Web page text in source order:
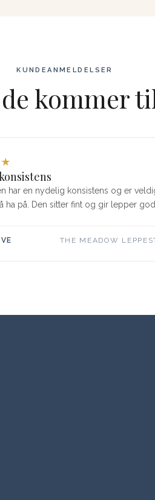
KUNDEANMELDELSER
kommer
★
har en nydelig konsistens og er
ha på. Den sitter fint og gir lepper god
THE MEADOW